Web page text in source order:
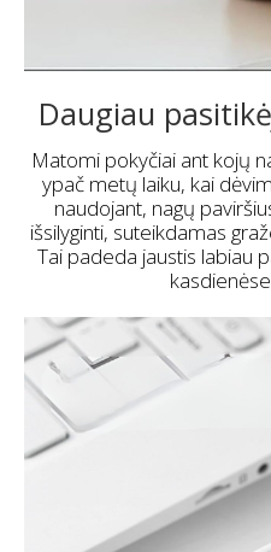
Daugiau
Matomi pokyčiai ant kojų
ypač metų laiku, kai
naudojant, nagų
išsilyginti, suteikdamas
Tai padeda jaustis labiau